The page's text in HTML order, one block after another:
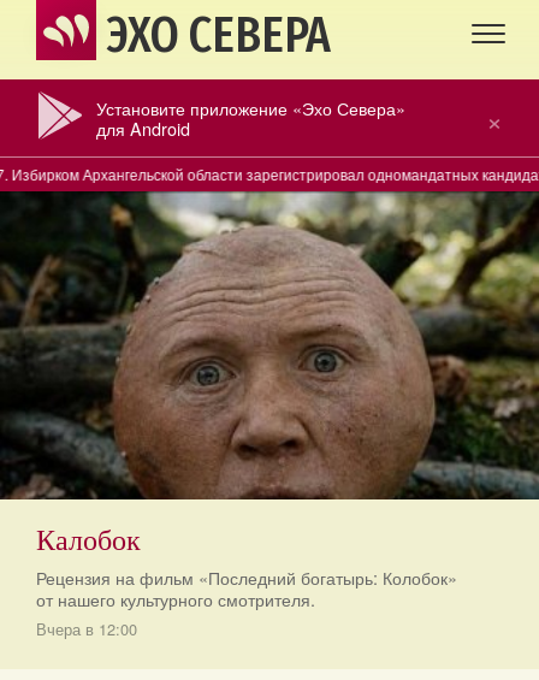
ЭХО СЕВЕРА
×
Установите приложение «Эхо Севера»
для Android
Архангельской области зарегистрировал одномандатных кандидатов в
Калобок
Рецензия на фильм «Последний богатырь: Колобок»
от нашего культурного смотрителя.
Вчера в 12:00